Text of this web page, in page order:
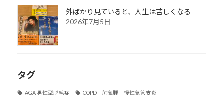
外ばかり見ていると、人生は苦しくなる
2026年7月5日
タグ
AGA 男性型脱毛症 COPD 肺気腫 慢性気管支炎